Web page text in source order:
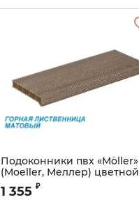
Подоконники пвх «Möller»
(Moeller, Меллер) цветной
матовый горная
лиственница
1 355 ₽